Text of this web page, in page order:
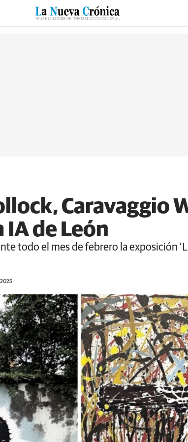
CULTURAS ESPECIALES DEPORTES
Caravaggio
IA de León
todo el mes de febrero la exposición